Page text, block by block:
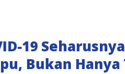
19
Bukan Hanya